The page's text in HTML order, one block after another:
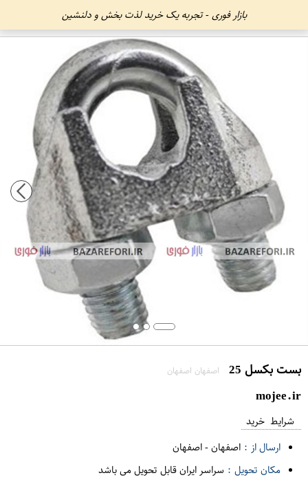
بازار فوری - تجربه یک خرید لذت بخش و دلنشین
بست بکسل 25 اصفهان اصفهان
mojee.ir
شرایط خرید
ارسال از : اصفهان-اصفهان
مکان تحویل : سراسر ایران قابل تحویل می باشد